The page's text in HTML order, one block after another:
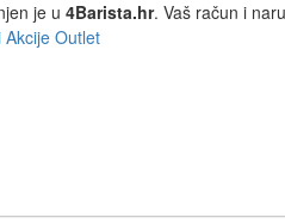
je u 4Barista.hr. Vaš račun i
Akcije Outlet